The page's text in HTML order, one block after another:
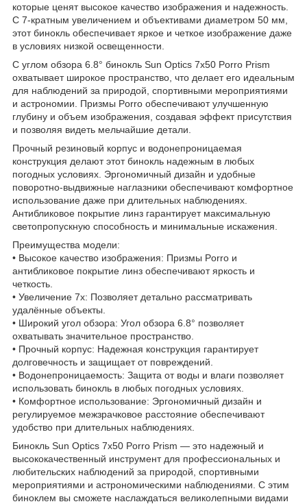
которые ценят высокое качество изображения и надежность.
С 7-кратным увеличением и объективами диаметром 50 мм,
этот бинокль обеспечивает яркое и четкое изображение даже
в условиях низкой освещенности.
С углом обзора 6.8° бинокль Sun Optics 7x50 Porro Prism
охватывает широкое пространство, что делает его идеальным
для наблюдений за природой, спортивными мероприятиями
и астрономии. Призмы Porro обеспечивают улучшенную
глубину и объем изображения, создавая эффект присутствия
и позволяя видеть мельчайшие детали.
Прочный резиновый корпус и водонепроницаемая
конструкция делают этот бинокль надежным в любых
погодных условиях. Эргономичный дизайн и удобные
поворотно-выдвижные наглазники обеспечивают комфортное
использование даже при длительных наблюдениях.
Антибликовое покрытие линз гарантирует максимальную
светопропускную способность и минимальные искажения.
Преимущества модели:
• Высокое качество изображения: Призмы Porro и
антибликовое покрытие линз обеспечивают яркость и
четкость.
• Увеличение 7x: Позволяет детально рассматривать
удалённые объекты.
• Широкий угол обзора: Угол обзора 6.8° позволяет
охватывать значительное пространство.
• Прочный корпус: Надежная конструкция гарантирует
долговечность и защищает от повреждений.
• Водонепроницаемость: Защита от воды и влаги позволяет
использовать бинокль в любых погодных условиях.
• Комфортное использование: Эргономичный дизайн и
регулируемое межзрачковое расстояние обеспечивают
удобство при длительных наблюдениях.
Бинокль Sun Optics 7x50 Porro Prism — это надежный и
высококачественный инструмент для профессиональных и
любительских наблюдений за природой, спортивными
мероприятиями и астрономическими наблюдениями. С этим
биноклем вы сможете наслаждаться великолепными видами